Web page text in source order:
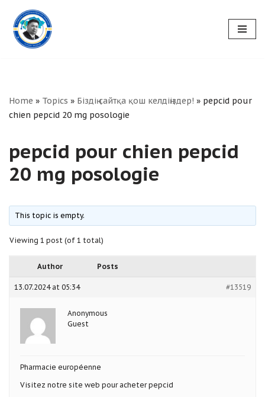
Skip
to
Home » Topics » Біздің сайтқа қош келдіңіздер! » pepcid pour
chien pepcid 20 mg posologie
pepcid pour chien pepcid
20 mg posologie
This topic is empty.
Viewing 1 post (of 1 total)
Author Posts
13.07.2024 at 05:34 #13519
Anonymous
Guest
Pharmacie européenne
Visitez notre site web pour acheter pepcid